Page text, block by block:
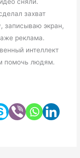
захват
записываю экран,
реклама.
интеллект
помочь людям.